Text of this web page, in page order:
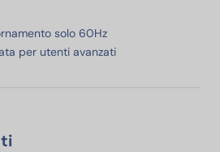
solo 60Hz
per utenti avanzati